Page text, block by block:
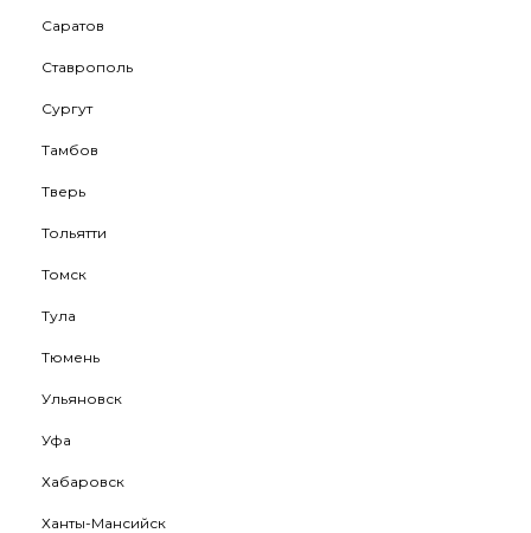
Саратов
Ставрополь
Сургут
Тамбов
Тверь
Тольятти
Томск
Тула
Тюмень
Ульяновск
Уфа
Хабаровск
Ханты-Мансийск